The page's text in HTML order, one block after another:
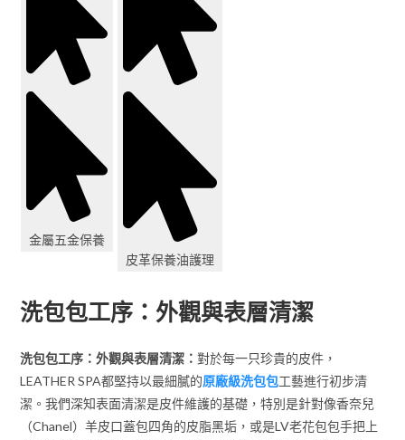
金屬五金保養
皮革保養油護理
洗包包工序：外觀與表層清潔
洗包包工序：外觀與表層清潔：對於每一只珍貴的皮件，
LEATHER SPA都堅持以最細膩的原廠級洗包包工藝進行初步清
潔。我們深知表面清潔是皮件維護的基礎，特別是針對像香奈兒
（Chanel）羊皮口蓋包四角的皮脂黑垢，或是LV老花包包手把上